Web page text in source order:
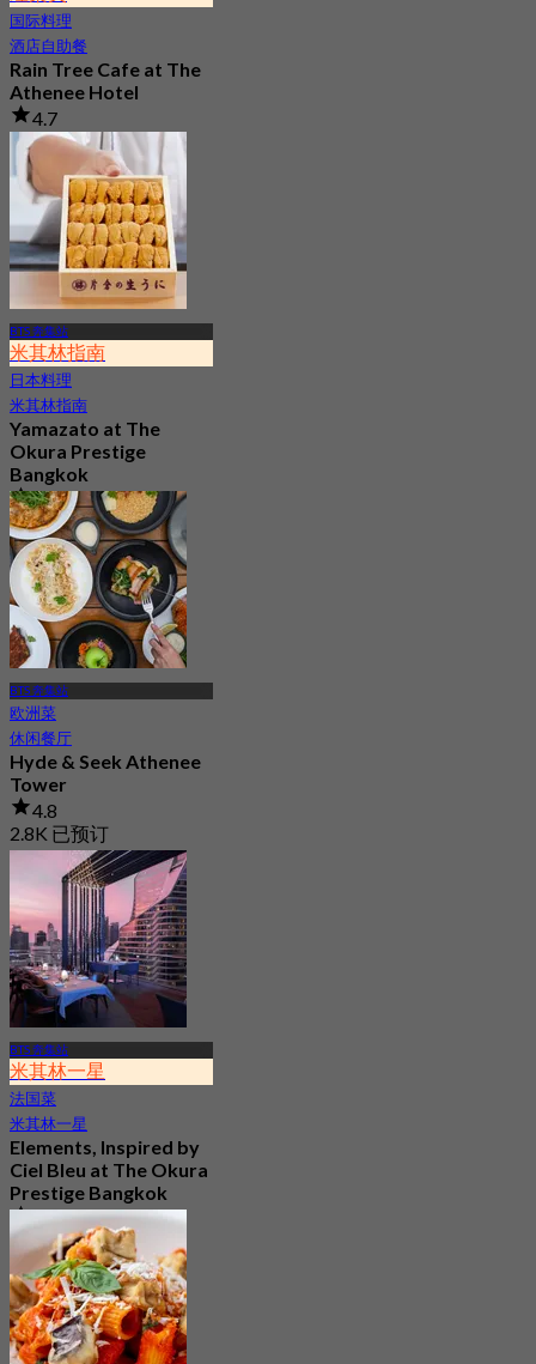
国际料理
酒店自助餐
Rain Tree Cafe at The
Athenee Hotel
4.7
23.4K 已预订
起฿ 802
BTS 奔集站
米其林指南
日本料理
米其林指南
Yamazato at The
Okura Prestige
Bangkok
4.9
275 已预订
起฿ 2,200
BTS 奔集站
欧洲菜
休闲餐厅
Hyde & Seek Athenee
Tower
4.8
2.8K 已预订
฿ 647.5
BTS 奔集站
米其林一星
法国菜
米其林一星
Elements, Inspired by
Ciel Bleu at The Okura
Prestige Bangkok
5.0
237 已预订
起฿ 2,900